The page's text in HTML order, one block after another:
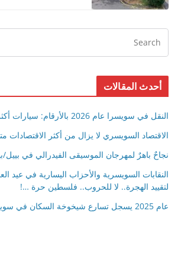
أحدث المقالات
النقل في سويسرا عام 2026 بالأرقام: سيارات أكثر… وانبعاثات أقل.. !
الاقتصاد السويسري لا يزال من أكثر الاقتصادات
نجاحٌ باهرٌ لمهرجان الموسيقى الفيدرالي في بييل/
النقابات السويسرية والأحزاب اليسارية في عيد
لتقييد الهجرة.. لا للحروب.. فلسطين حرة …!
عام 2025 يسجل تسارع شيخوخة السكان في سويسرا